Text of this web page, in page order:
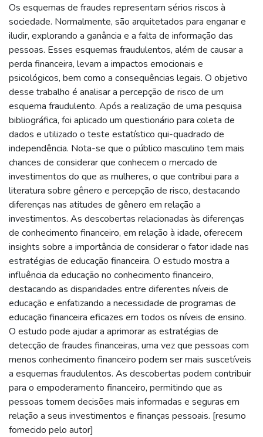
Os esquemas de fraudes representam sérios riscos à
sociedade. Normalmente, são arquitetados para enganar e
iludir, explorando a ganância e a falta de informação das
pessoas. Esses esquemas fraudulentos, além de causar a
perda financeira, levam a impactos emocionais e
psicológicos, bem como a consequências legais. O objetivo
desse trabalho é analisar a percepção de risco de um
esquema fraudulento. Após a realização de uma pesquisa
bibliográfica, foi aplicado um questionário para coleta de
dados e utilizado o teste estatístico qui-quadrado de
independência. Nota-se que o público masculino tem mais
chances de considerar que conhecem o mercado de
investimentos do que as mulheres, o que contribui para a
literatura sobre gênero e percepção de risco, destacando
diferenças nas atitudes de gênero em relação a
investimentos. As descobertas relacionadas às diferenças
de conhecimento financeiro, em relação à idade, oferecem
insights sobre a importância de considerar o fator idade nas
estratégias de educação financeira. O estudo mostra a
influência da educação no conhecimento financeiro,
destacando as disparidades entre diferentes níveis de
educação e enfatizando a necessidade de programas de
educação financeira eficazes em todos os níveis de ensino.
O estudo pode ajudar a aprimorar as estratégias de
detecção de fraudes financeiras, uma vez que pessoas com
menos conhecimento financeiro podem ser mais suscetíveis
a esquemas fraudulentos. As descobertas podem contribuir
para o empoderamento financeiro, permitindo que as
pessoas tomem decisões mais informadas e seguras em
relação a seus investimentos e finanças pessoais. [resumo
fornecido pelo autor]